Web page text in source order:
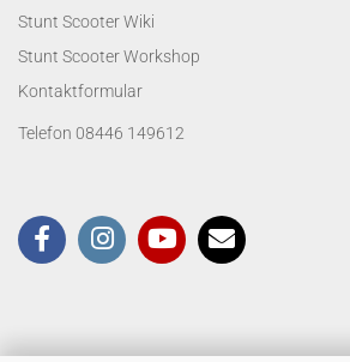
Stunt Scooter Wiki
Stunt Scooter Workshop
Kontaktformular
Telefon 08446 149612